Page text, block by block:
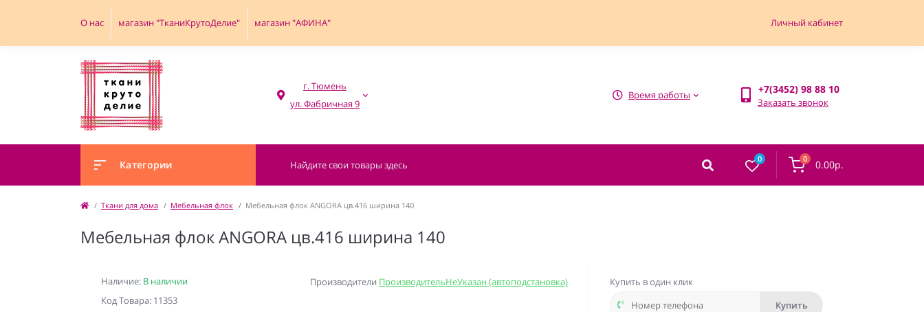
О нас магазин "ТканиКрутоДелие" магазин "АФИНА" Личный кабинет
г. Тюмень
Время работы +7(3452) 98 88 10
Заказать звонок
Категории 0 0 0.00р.
Ткани для дома Мебельная флок Мебельная флок ANGORA цв.416 ширина 140
Мебельная флок ANGORA цв.416 ширина 140
Наличие: В наличии
Код Товара: 11353
Производители ПроизводительНеУказан (автоподстановка)
Купить в один клик
Купить